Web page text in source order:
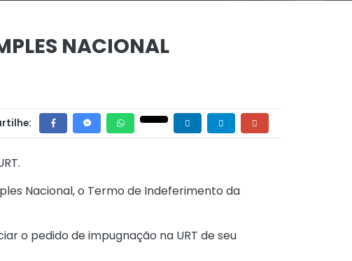
NACIONAL
Nacional, o Termo de Indeferimento da
o pedido de impugnação na URT de seu